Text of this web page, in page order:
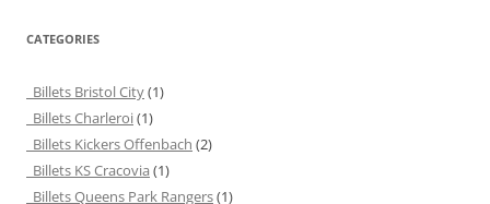
CATEGORIES
Billets Bristol City(1)
Billets Charleroi(1)
Billets Kickers Offenbach (2)
Billets KS Cracovia (1)
Billets Queens Park Rangers(1)